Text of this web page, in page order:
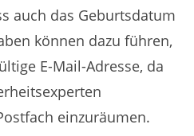
auch das Geburtsdatum
können dazu führen,
E-Mail-Adresse, da
einzuräumen.